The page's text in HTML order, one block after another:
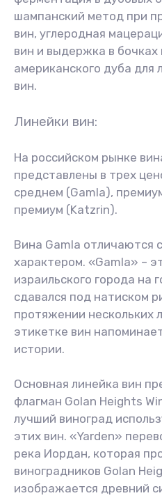
шампанский метод при
вин, углеродная
вин и выдержка в бочках
американского дуба для
вин.
Линейки вин:
На российском рынке
представлены в трех
среднем (Gamla),
премиум (Katzrin).
Вина Gamla отличаются
характером. «Gamla» –
израильского города на
сдавался под натиском
протяжении нескольких
этикетке вин
истории.
Основная линейка вин
флагман Golan Heights
лучший виноград
этих вин. «Yarden»
река Иордан, которая
виноградников Golan
изображается древний